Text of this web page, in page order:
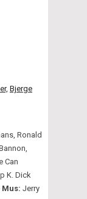
Bjerge
Ronald
Can
K. Dick
Mus: Jerry